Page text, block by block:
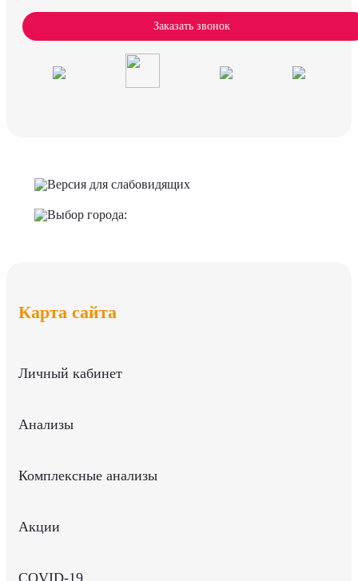
Заказать звонок
Версия для слабовидящих
Выбор города:
Карта сайта
Личный кабинет
Анализы
Комплексные анализы
Акции